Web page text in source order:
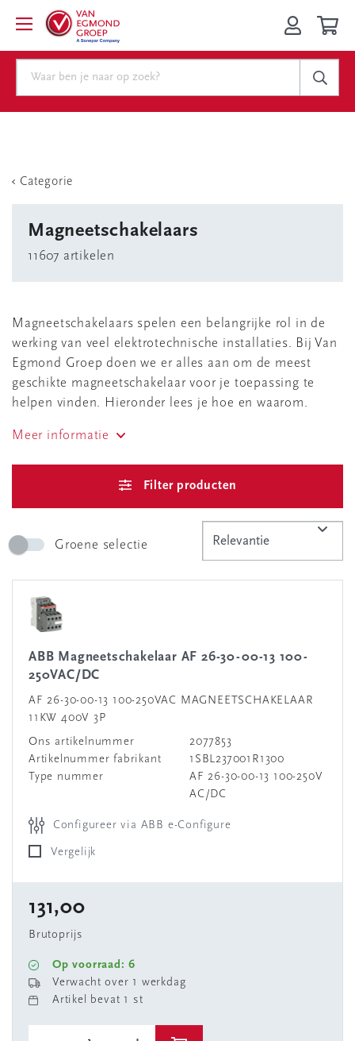
Categorie
Magneetschakelaars
11607 artikelen
Magneetschakelaars spelen een belangrijke rol in de
werking van veel elektrotechnische installaties. Bij Van
Egmond Groep doen we er alles aan om de meest
geschikte magneetschakelaar voor je toepassing te
helpen vinden. Hieronder lees je hoe en waarom.
Meer informatie
Filter producten
Groene selectie
ABB Magneetschakelaar AF 26-30-00-13 100-
250VAC/DC
AF 26-30-00-13 100-250VAC MAGNEETSCHAKELAAR
11KW 400V 3P
Ons artikelnummer
2077853
Artikelnummer fabrikant
1SBL237001R1300
Type nummer
AF 26-30-00-13 100-250V
AC/DC
Configureer via ABB e-Configure
Vergelijk
131,00
Brutoprijs
Op voorraad: 6
Verwacht over 1 werkdag
Artikel bevat 1 st